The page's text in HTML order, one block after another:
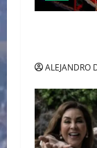
ALEJANDRO